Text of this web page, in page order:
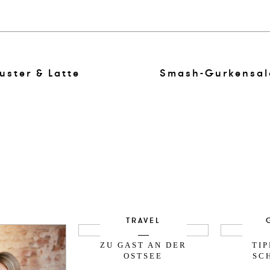
& Latte Smash-
TRAVEL
ZU GAST AN DER
OSTSEE